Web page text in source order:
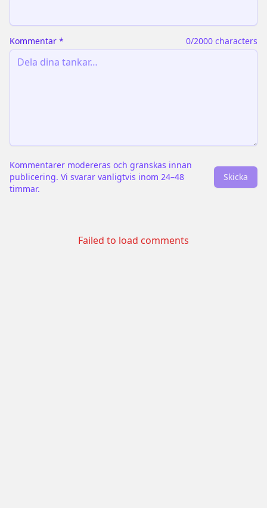
Kommentar * 0/2000 characters
Kommentarer modereras och granskas innan
publicering. Vi svarar vanligtvis inom 24–48
timmar.
Skicka
Failed to load comments